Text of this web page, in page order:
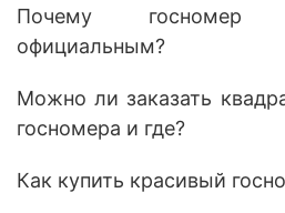
Почему
официальным?
Можно ли заказать
госномера и где?
Как купить красивый